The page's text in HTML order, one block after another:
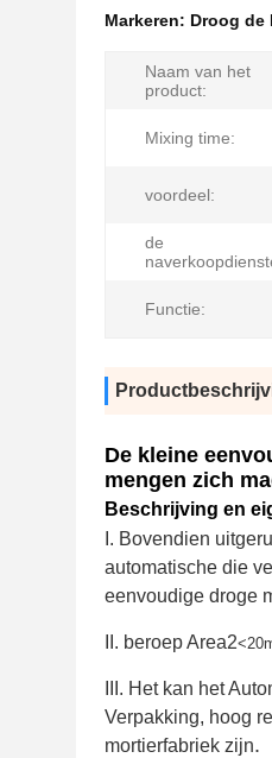
Markeren: Droog de
Naam van het
product:
Mixing time:
voordeel:
de
Functie:
De kleine
mengen zich
Beschrijving en
I. Bovendien
automatische die
eenvoudige droge
II. beroep Area2
III. Het kan het
Verpakking, hoog
mortierfabriek zijn.